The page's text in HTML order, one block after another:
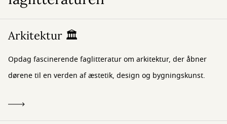
Arkitektur 🏛️
Opdag fascinerende faglitteratur om arkitektur, der åbner
dørene til en verden af æstetik, design og bygningskunst.